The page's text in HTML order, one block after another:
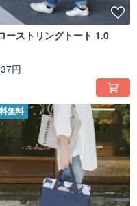
ーストリングトート 1.0
円
無料